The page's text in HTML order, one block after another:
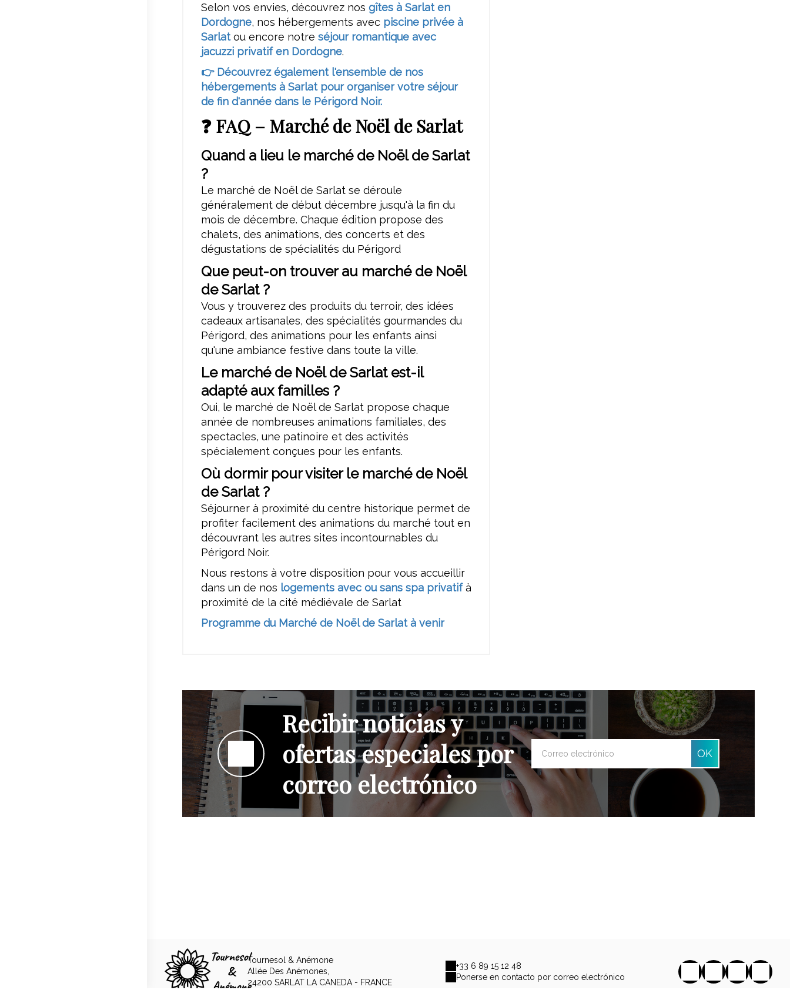
Selon vos envies, découvrez nos gîtes à Sarlat en
Dordogne, nos hébergements avec piscine privée à
Sarlatou encore notre séjour romantique avec
jacuzzi privatif en Dordogne.
👉 Découvrez également l'ensemble de nos
hébergements à Sarlat pour organiser votre séjour
de fin d'année dans le Périgord Noir.
❓ FAQ – Marché de Noël de Sarlat
Quand a lieu le marché de Noël de Sarlat
?
Le marché de Noël de Sarlat se déroule
généralement de début décembre jusqu'à la fin du
mois de décembre. Chaque édition propose des
chalets, des animations, des concerts et des
dégustations de spécialités du Périgord
Que peut-on trouver au marché de Noël
de Sarlat ?
Vous y trouverez des produits du terroir, des idées
cadeaux artisanales, des spécialités gourmandes du
Périgord, des animations pour les enfants ainsi
qu'une ambiance festive dans toute la ville.
Le marché de Noël de Sarlat est-il
adapté aux familles ?
Oui, le marché de Noël de Sarlat propose chaque
année de nombreuses animations familiales, des
spectacles, une patinoire et des activités
spécialement conçues pour les enfants.
Où dormir pour visiter le marché de Noël
de Sarlat ?
Séjourner à proximité du centre historique permet de
profiter facilement des animations du marché tout en
découvrant les autres sites incontournables du
Périgord Noir.
Nous restons à votre disposition pour vous accueillir
dans un de nos logements avec ou sans spa privatifà
proximité de la cité médiévale de Sarlat
Programme du Marché de Noël de Sarlat à venir
Recibir noticias y
ofertas especiales por
correo electrónico
OK
Tournesol & Anémone
Allée Des Anémones,
24200 SARLAT LA CANEDA - FRANCE
+33 6 89 15 12 48
Ponerse en contacto por correo electrónico